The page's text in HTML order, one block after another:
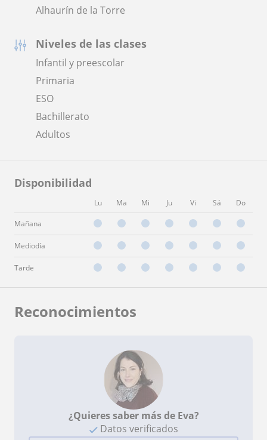
Alhaurín de la Torre
Niveles de las clases
Infantil y preescolar
Primaria
ESO
Bachillerato
Adultos
Disponibilidad
Lu Ma Mi Ju Vi Sá Do
Mañana
Mediodía
Tarde
Reconocimientos
¿Quieres saber más de Eva?
Datos verificados